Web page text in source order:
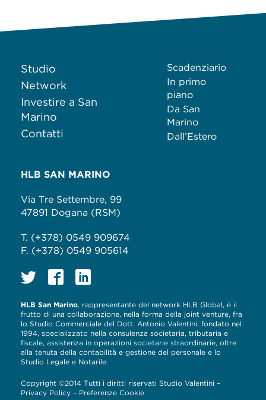
Studio
Network
Investire a San
Marino
Contatti
Scadenziario
In primo
piano
Da San
Marino
Dall’Estero
HLB SAN MARINO
Via Tre Settembre, 99
47891 Dogana (RSM)
T. (+378) 0549 909674
F. (+378) 0549 905614
HLB San Marino, rappresentante del network HLB Global, è il
frutto di una collaborazione, nella forma della joint venture, fra
lo Studio Commerciale del Dott. Antonio Valentini, fondato nel
1994, specializzato nella consulenza societaria, tributaria e
fiscale, assistenza in operazioni societarie straordinarie, oltre
alla tenuta della contabilità e gestione del personale e lo
Studio Legale e Notarile.
Copyright ©2014 Tutti i diritti riservati Studio Valentini –
Privacy Policy – Preferenze Cookie